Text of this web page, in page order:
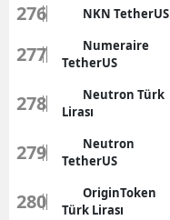
276 NKN TetherUS
277
Numeraire
TetherUS
278
Neutron Türk
Lirası
279
Neutron
TetherUS
280
OriginToken
Türk Lirası